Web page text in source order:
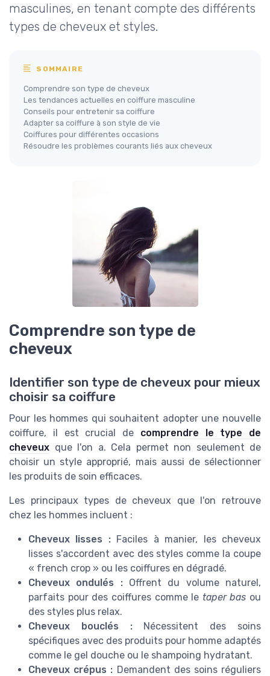
masculines, en tenant compte des différents
types de cheveux et styles.
SOMMAIRE
Comprendre son type de cheveux
Les tendances actuelles en coiffure masculine
Conseils pour entretenir sa coiffure
Adapter sa coiffure à son style de vie
Coiffures pour différentes occasions
Résoudre les problèmes courants liés aux cheveux
Comprendre son type de
cheveux
Identifier son type de cheveux pour mieux
choisir sa coiffure
Pour les hommes qui souhaitent adopter une nouvelle
coiffure, il est crucial de comprendre le type de
cheveux que l'on a. Cela permet non seulement de
choisir un style approprié, mais aussi de sélectionner
les produits de soin efficaces.
Les principaux types de cheveux que l'on retrouve
chez les hommes incluent :
Cheveux lisses :Faciles à manier, les cheveux
lisses s'accordent avec des styles comme la coupe
« french crop » ou les coiffures en dégradé.
Cheveux ondulés :Offrent du volume naturel,
parfaits pour des coiffures comme le taper bas ou
des styles plus relax.
Cheveux bouclés :Nécessitent des soins
spécifiques avec des produits pour homme adaptés
comme le gel douche ou le shampoing hydratant.
Cheveux crépus : Demandent des soins réguliers